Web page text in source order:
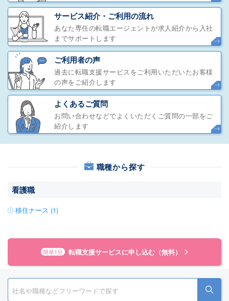
サービス紹介・ご利用の流れ
あなた専任の転職エージェントが求人紹介から入社
までサポートします
ご利用者の声
過去に転職支援サービスをご利用いただいたお客様
の声をご紹介します
よくあるご質問
お問い合わせなどでよくいただくご質問の一部をご
紹介します
職種から探す
看護職
移住ナース (1)
簡単1分 転職支援サービスに申し込む（無料）